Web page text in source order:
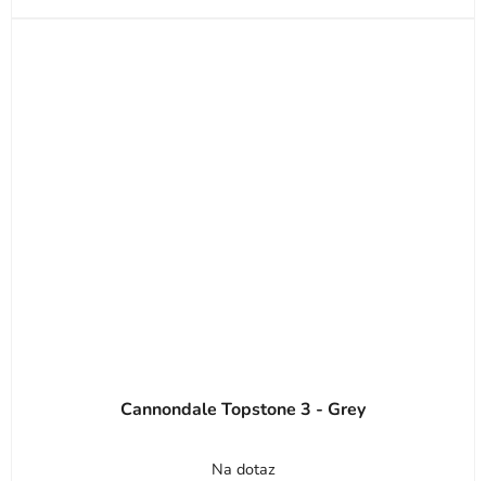
Cannondale Topstone 3 - Grey
Na dotaz